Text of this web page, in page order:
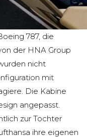
787, die
der HNA Group
nicht
mit
Die Kabine
angepasst.
zur Tochter
ihre eigenen